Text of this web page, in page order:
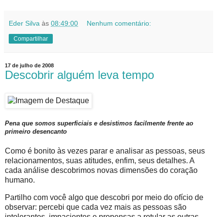
Eder Silva às 08:49:00 Nenhum comentário:
Compartilhar
17 de julho de 2008
Descobrir alguém leva tempo
Pena que somos superficiais e desistimos facilmente frente ao
primeiro desencanto
Como é bonito às vezes parar e analisar as pessoas, seus
relacionamentos, suas atitudes, enfim, seus detalhes. A
cada análise descobrimos novas dimensões do coração
humano.
Partilho com você algo que descobri por meio do ofício de
observar: percebi que cada vez mais as pessoas são